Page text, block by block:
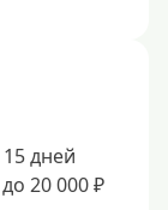
дней
20 000 ₽